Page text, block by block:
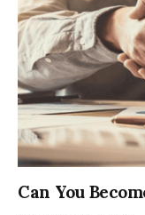
Can You